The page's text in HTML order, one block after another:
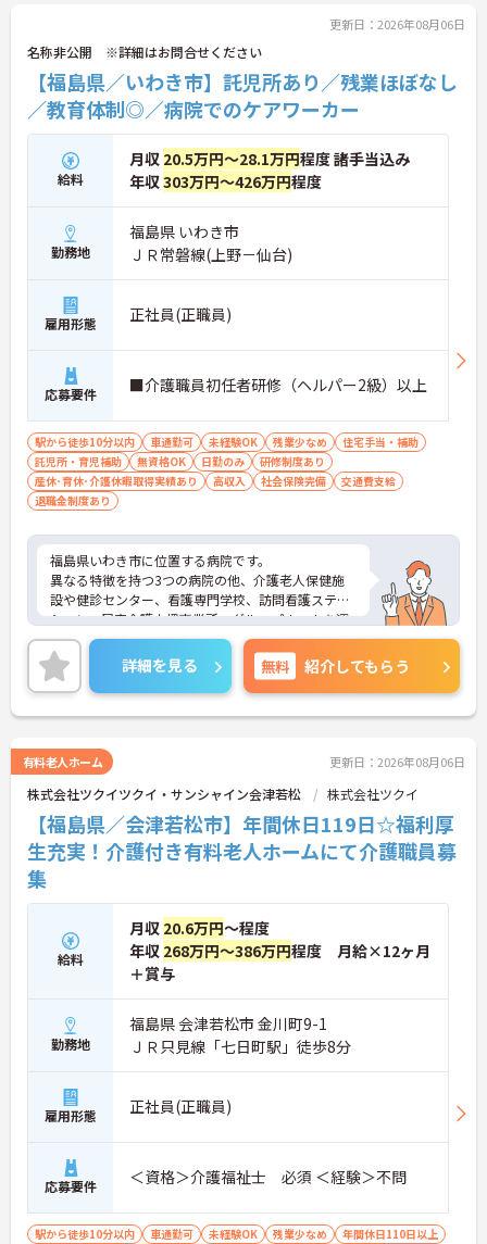
専門性を着実に深めていける環境が用意されていま
す。
★おすすめPOINT★
＜個別ＯＪＴとチーム連携で着実に成長！＞
のＯＪＴ研修を実施し、ｅラーニングを用いた学習
の機会も提供されます
・施設内には看護師が24時間常駐しており、急変時
の対応や専門的な医療処置は看護師が担当するため
負担が減ります
・介護スタッフと看護スタッフの比率が1対1で相談
しやすく、初任者研修や実務者研修からでも着実に
専門性を高められます
＜残業月7時間以下で身体の負担を軽減！＞
・常勤で働くスタッフの比率が90パーセント以上と
・訪問スケジュールに沿って施設内でのケアを行う
ため、月平均の残業時間は5時間から7時間程度とか
なり少なめに抑えられます
・夜勤明けの翌日は原則としてお休みとなるシフト
編成が組まれており、しっかりと休息を取りながら
長期的な就業が可能です
＜評価制度でキャリアアップ＞
夜勤回数がしっかりと給与に反映されるためモチベ
ーションを維持できます
・年次を問わずリーダーや主任などのマネジメント
職へ昇格する事例も多数あり、腰を据えて長期的な
キャリア形成が可能です
更新日：2026年08月06日
名称非公開 ※詳細はお問合せください
【福島県／いわき市】託児所あり／残業ほぼなし
／教育体制◎／病院でのケアワーカー
給料
月収 20.5万円～28.1万円程度 諸手当込み
年収303万円～426万円程度
勤務地
福島県 いわき市
ＪＲ常磐線(上野－仙台)
雇用形態 正社員(正職員)
応募要件 ■介護職員初任者研修（ヘルパー2級）以上
駅から徒歩10分以内 車通勤可 未経験OK 残業少なめ
住宅手当・補助
託児所・育児補助
無資格OK 日勤のみ
研修制度あり
産休･育休･介護休暇取得実績あり
高収入 社会保険完備
交通費支給
退職金制度あり
福島県いわき市に位置する病院です。
異なる特徴を持つ3つの病院の他、介護老人保健施
設や健診センター、看護専門学校、訪問看護ステー
ション、居宅介護支援事業所、グループホームを運
営している法人です。
教育体制にも力を入れており、働きながらスキルア
ップも目指せます。
ご興味ある方には、面接対策ポイントなど、さらに
詳細をお話しいたしますのでお気軽にご相談くださ
詳細を見る 無料 紹介してもらう
有料老人ホーム 更新日：2026年08月06日
株式会社ツクイツクイ・サンシャイン会津若松 株式会社ツクイ
【福島県／会津若松市】年間休日119日☆福利厚
生充実！介護付き有料老人ホームにて介護職員募
集
給料
月収 20.6万円～程度
年収 268万円～386万円程度 月給×12ヶ月
＋賞与
勤務地
福島県 会津若松市 金川町9-1
ＪＲ只見線「七日町駅」徒歩8分
雇用形態 正社員(正職員)
応募要件 ＜資格＞介護福祉士 必須 ＜経験＞不問
駅から徒歩10分以内 車通勤可 未経験OK 残業少なめ
年間休日110日以上